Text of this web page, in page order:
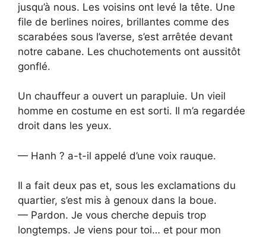
jusqu’à nous. Les voisins ont levé la tête. Une
file de berlines noires, brillantes comme des
scarabées sous l’averse, s’est arrêtée devant
notre cabane. Les chuchotements ont aussitôt
gonflé.
Un chauffeur a ouvert un parapluie. Un vieil
homme en costume en est sorti. Il m’a regardée
droit dans les yeux.
— Hanh ? a-t-il appelé d’une voix rauque.
Il a fait deux pas et, sous les exclamations du
quartier, s’est mis à genoux dans la boue.
— Pardon. Je vous cherche depuis trop
longtemps. Je viens pour toi… et pour mon